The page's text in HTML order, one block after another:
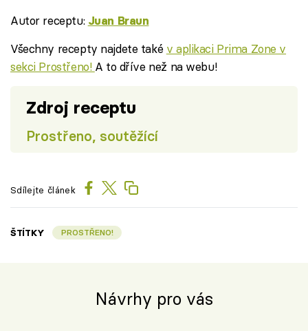
Autor receptu: Juan Braun
Všechny recepty najdete také v aplikaci Prima Zone v
sekci Prostřeno! A to dříve než na webu!
Zdroj receptu
Prostřeno, soutěžící
Sdílejte článek
ŠTÍTKY PROSTŘENO!
Návrhy pro vás